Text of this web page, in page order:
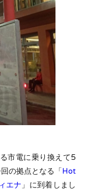
市電に乗り換えて5
の拠点となる「Hot
エナ 」に到着しまし